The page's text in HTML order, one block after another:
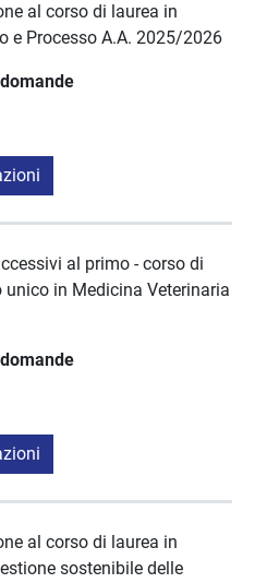
al corso di laurea in
e Processo A.A. 2025/2026
al primo - corso di
unico in Medicina Veterinaria
al corso di laurea in
sostenibile delle